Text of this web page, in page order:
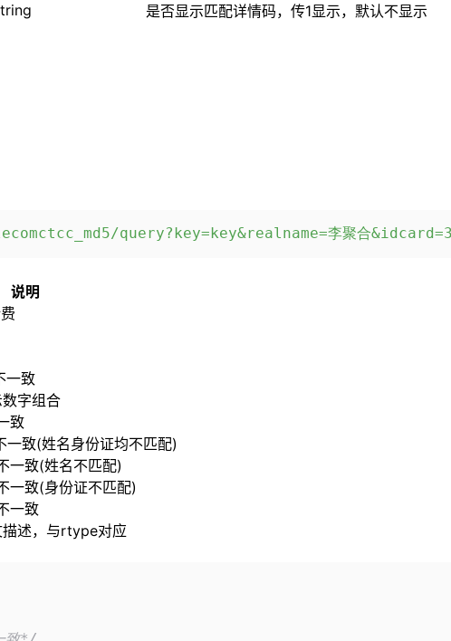
是否显示匹配详情码，传1显示，默认不显示
query?key=key&realname=李聚合
说明
一致
字组合
致
一致(姓名身份证均不匹配)
一致(姓名不匹配)
一致(身份证不匹配)
一致
述，与rtype对应